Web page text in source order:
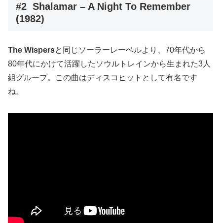
#2 Shalamar – A Night To Remember
(1982)
The Wispersと同じソーラーレーベルより、70年代から
80年代にかけて活躍したソウルトレインから生まれた3人
組グループ。この曲はディスコヒットとして有名です
ね。